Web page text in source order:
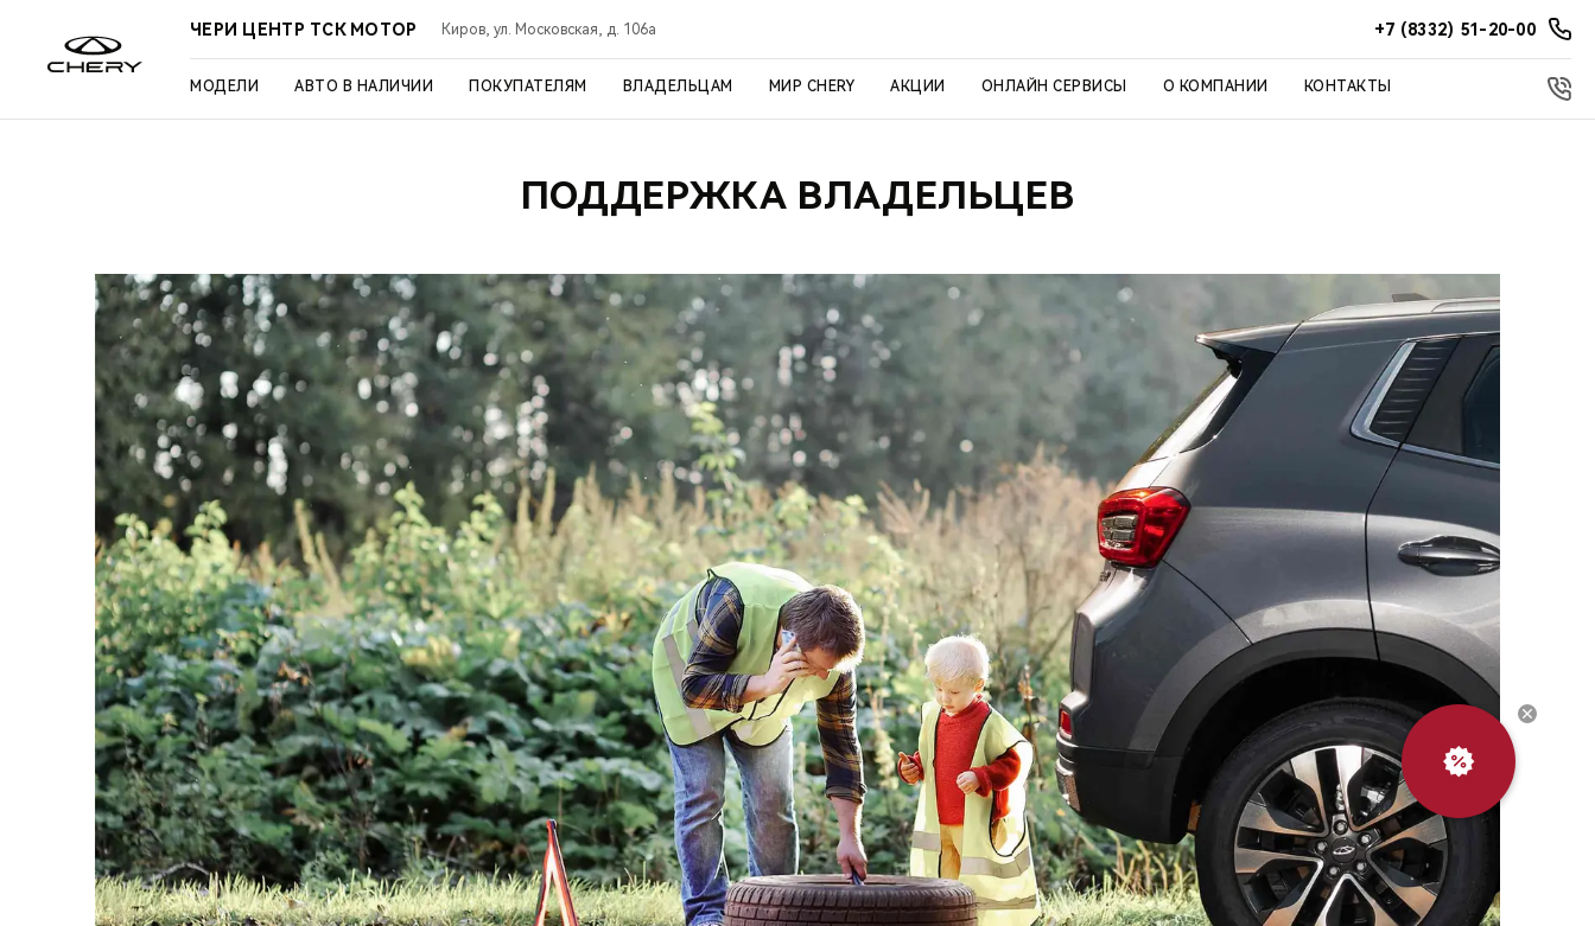
ЧЕРИ ЦЕНТР ТСК МОТОР Киров, ул. Московская, д. 106а +7 (8332) 51-20-00
МОДЕЛИ АВТО В НАЛИЧИИ ПОКУПАТЕЛЯМ ВЛАДЕЛЬЦАМ МИР CHERY АКЦИИ ОНЛАЙН СЕРВИСЫ О КОМПАНИИ КОНТАКТЫ
ПОДДЕРЖКА ВЛАДЕЛЬЦЕВ
Выгодный
обмен